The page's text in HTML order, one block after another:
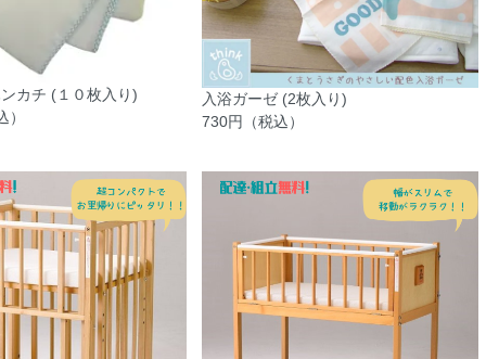
カチ (１０枚入り)
入浴ガーゼ (2枚入り)
730円（税込）